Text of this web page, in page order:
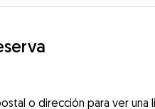
o dirección para ver